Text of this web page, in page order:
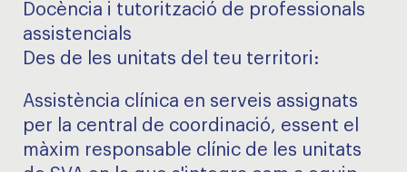
Docència i tutorització de professionals
assistencials
Des de les unitats del teu territori:
Assistència clínica en serveis assignats
per la central de coordinació, essent el
màxim responsable clínic de les unitats